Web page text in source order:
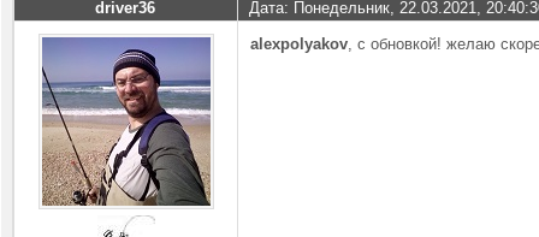
driver36 Дата: Понедельник, 22.03.2021,
alexpolyakov, с обновкой! желаю